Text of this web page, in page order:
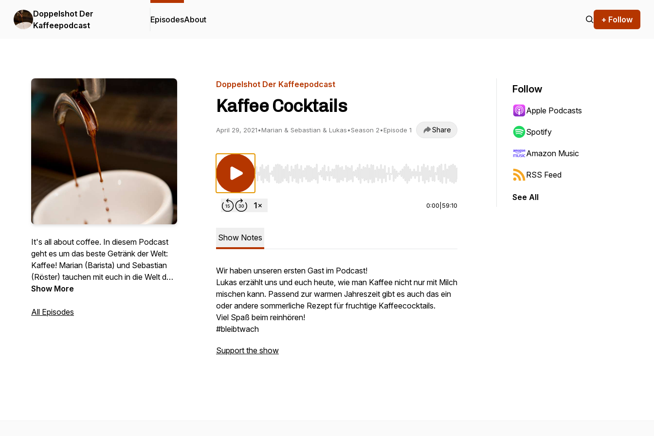
Doppelshot Der
Kaffeepodcast
EpisodesAbout + Follow
It's all about coffee. In diesem Podcast
geht es um das beste Getränk der Welt:
Kaffee! Marian (Barista) und Sebastian
(Röster) tauchen mit euch in die Welt des
heißen Gebräus ein. Von den Ursprüngen,
Aktuellen Themen rund ums Koffein ist
Show More
All Episodes
Doppelshot Der Kaffeepodcast
Kaffee Cocktails
April 29, 2021•Marian & Sebastian & Lukas•Season 2•Episode 1 Share
Use Left/Right to seek, Home/End to jump to start or end. Hold shift to jump forward or backward.
0:00 59:10
Show Notes
Wir haben unseren ersten Gast im Podcast!
Lukas erzählt uns und euch heute, wie man Kaffee nicht nur mit Milch
mischen kann. Passend zur warmen Jahreszeit gibt es auch das ein
oder andere sommerliche Rezept für fruchtige Kaffeecocktails.
Viel Spaß beim reinhören!
#bleibtwach
Support the show
Follow
Apple Podcasts
Spotify
Amazon Music
RSS Feed
See All